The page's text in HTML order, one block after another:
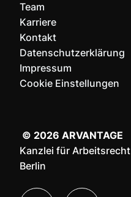
Team
Karriere
Kontakt
Datenschutzerklärung
Impressum
Cookie Einstellungen
© 2026 ARVANTAGE
Kanzlei für Arbeitsrecht
Berlin